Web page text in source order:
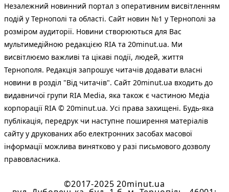
Незалежний новинний портал з оперативним висвітленням
подій у Тернополі та області. Сайт новин №1 у Тернополі за
розміром аудиторії. Новини створюються для Вас
мультимедійною редакцією RIA та 20minut.ua. Ми
висвітлюємо важливі та цікаві події, людей, життя
Тернополя. Редакція запрошує читачів додавати власні
новини в розділ "Від читачів". Сайт 20minut.ua входить до
видавничої групи RIA Media, яка також є частиною Медіа
корпорації RIA © 20minut.ua. Усі права захищені. Будь-яка
публiкацiя, передрук чи наступне поширення матеріалів
сайту у друкованих або електронних засобах масової
інформації можлива винятково у разі письмового дозволу
правовласника.
©2017-2025 20minut.ua